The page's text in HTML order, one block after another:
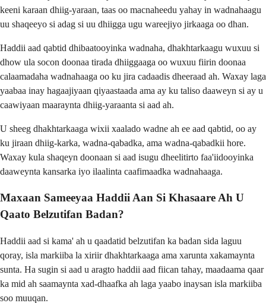
keeni karaan dhiig-yaraan, taas oo macnaheedu yahay in wadnahaagu
uu shaqeeyo si adag si uu dhiigga ugu wareejiyo jirkaaga oo dhan.
Haddii aad qabtid dhibaatooyinka wadnaha, dhakhtarkaagu wuxuu si
dhow ula socon doonaa tirada dhiiggaaga oo wuxuu fiirin doonaa
calaamadaha wadnahaaga oo ku jira cadaadis dheeraad ah. Waxay laga
yaabaa inay hagaajiyaan qiyaastaada ama ay ku taliso daaweyn si ay u
caawiyaan maaraynta dhiig-yaraanta si aad ah.
U sheeg dhakhtarkaaga wixii xaalado wadne ah ee aad qabtid, oo ay
ku jiraan dhiig-karka, wadna-qabadka, ama wadna-qabadkii hore.
Waxay kula shaqeyn doonaan si aad isugu dheelitirto faa'iidooyinka
daaweynta kansarka iyo ilaalinta caafimaadka wadnahaaga.
Maxaan Sameeyaa Haddii Aan Si Khasaare Ah U
Qaato Belzutifan Badan?
Haddii aad si kama' ah u qaadatid belzutifan ka badan sida laguu
qoray, isla markiiba la xiriir dhakhtarkaaga ama xarunta xakamaynta
sunta. Ha sugin si aad u aragto haddii aad fiican tahay, maadaama qaar
ka mid ah saamaynta xad-dhaafka ah laga yaabo inaysan isla markiiba
soo muuqan.